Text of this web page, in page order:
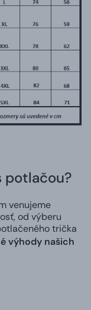
potlačou?
venujeme
od výberu
trička
výhody našich